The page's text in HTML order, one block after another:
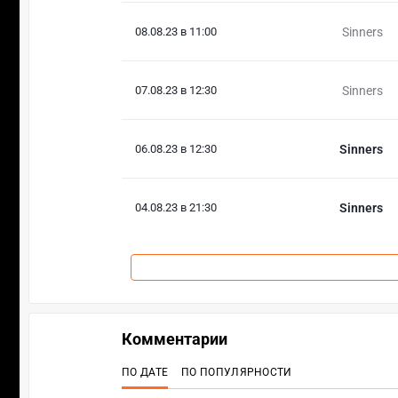
08.08.23 в 11:00 Sinners
07.08.23 в 12:30 Sinners
06.08.23 в 12:30 Sinners
04.08.23 в 21:30 Sinners
Комментарии
ПО ДАТЕ ПО ПОПУЛЯРНОСТИ